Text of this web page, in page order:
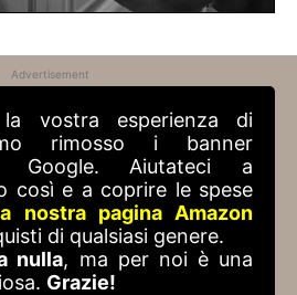
Advertisement
vostra esperienza di
rimosso i banner
Google. Aiutateci a
così e a coprire le spese
nostra pagina Amazon
di qualsiasi genere.
nulla, ma per noi è una
Grazie!